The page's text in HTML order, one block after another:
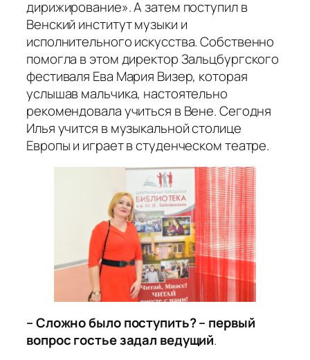
дирижирование». А затем поступил в
Венский институт музыки и
исполнительного искусства. Собственно
помогла в этом директор Зальцбургского
фестиваля Ева Мария Визер, которая
услышав мальчика, настоятельно
рекомендовала учиться в Вене. Сегодня
Илья учится в музыкальной столице
Европы и играет в студенческом театре.
– Сложно было поступить? – первый
вопрос гостье задал ведущий.